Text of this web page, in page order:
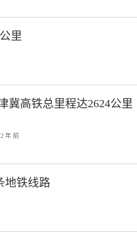
里
冀高铁总里程达2624公里
2 年 前
地铁线路